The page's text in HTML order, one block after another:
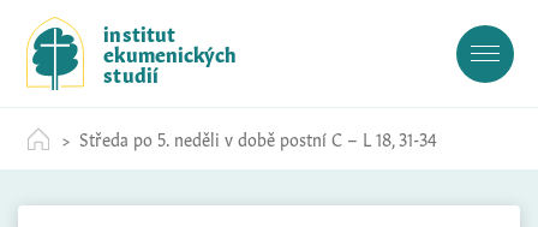
c
institut
ekumenických
studií
Středa po 5. neděli v době postní C – L 18, 31-34